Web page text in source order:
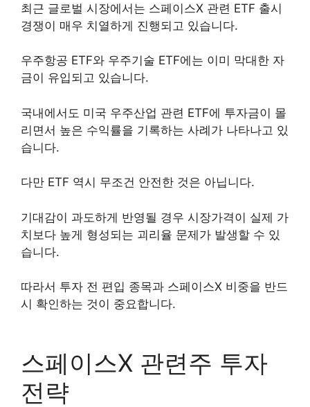
최근 글로벌 시장에서는 스페이스X 관련 ETF 출시
경쟁이 매우 치열하게 진행되고 있습니다.
우주항공 ETF와 우주기술 ETF에는 이미 막대한 자
금이 유입되고 있습니다.
국내에서도 미국 우주산업 관련 ETF에 투자금이 몰
리면서 높은 수익률을 기록하는 사례가 나타나고 있
습니다.
다만 ETF 역시 무조건 안전한 것은 아닙니다.
기대감이 과도하게 반영될 경우 시장가격이 실제 가
치보다 높게 형성되는 괴리율 문제가 발생할 수 있
습니다.
따라서 투자 전 편입 종목과 스페이스X 비중을 반드
시 확인하는 것이 중요합니다.
스페이스X 관련주 투자
전략